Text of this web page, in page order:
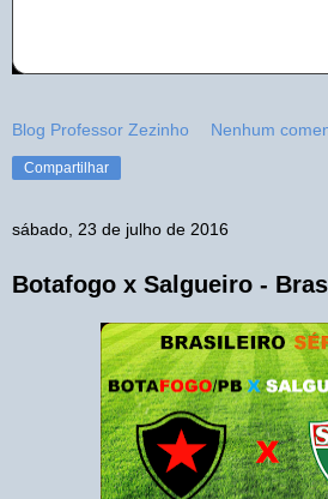
Blog Professor Zezinho Nenhum
Compartilhar
sábado, 23 de julho de 2016
Botafogo x Salgueiro -